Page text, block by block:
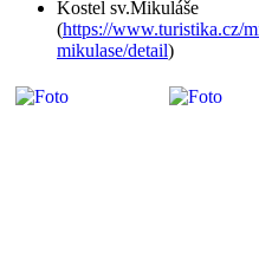
Kostel sv.Mikuláše
(https://www.turistika.cz/
mikulase/detail)